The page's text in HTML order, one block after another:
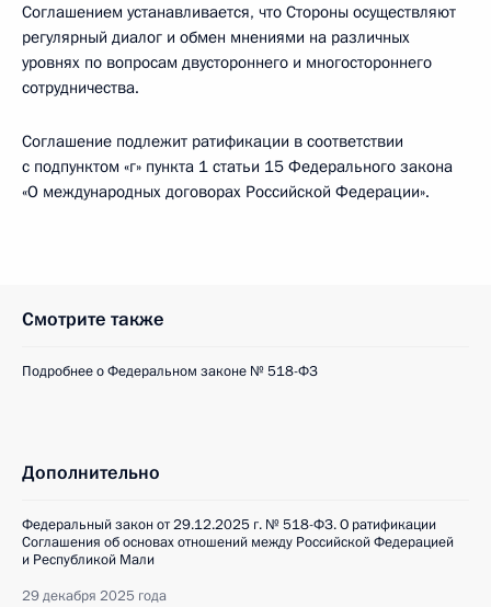
Соглашением устанавливается, что Стороны осуществляют
регулярный диалог и обмен мнениями на различных
уровнях по вопросам двустороннего и многостороннего
сотрудничества.
Соглашение подлежит ратификации в соответствии
с подпунктом «г» пункта 1 статьи 15 Федерального закона
«О международных договорах Российской Федерации».
Смотрите также
Подробнее о Федеральном законе № 518-ФЗ
Дополнительно
Федеральный закон от 29.12.2025 г. № 518-ФЗ. О ратификации
Соглашения об основах отношений между Российской Федерацией
и Республикой Мали
29 декабря 2025 года